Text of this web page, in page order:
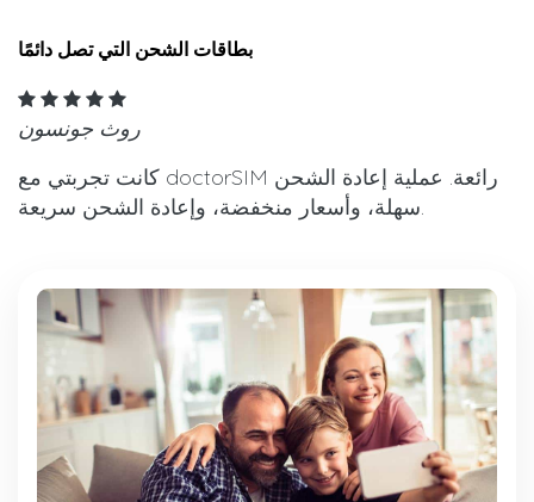
بطاقات الشحن التي تصل دائمًا
روث جونسون
كانت تجربتي مع doctorSIM رائعة. عملية إعادة الشحن
سهلة، وأسعار منخفضة، وإعادة الشحن سريعة.